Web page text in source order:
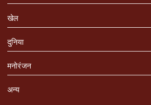
खेल
दुनिया
मनोरंजन
अन्य